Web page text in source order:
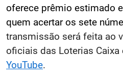
oferece prêmio estimado
quem acertar os sete
transmissão será feita ao
oficiais das Loterias
YouTube.